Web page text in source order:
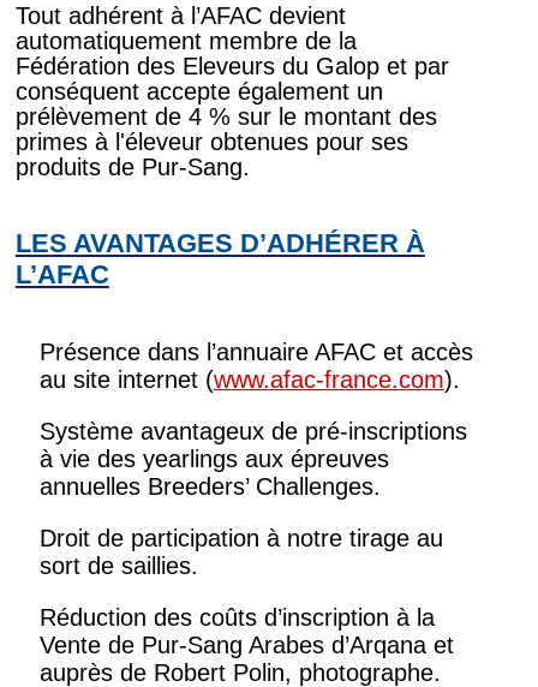
Tout adhérent à l’AFAC devient
automatiquement membre de la
Fédération des Eleveurs du Galop et par
conséquent accepte également un
prélèvement de 4 % sur le montant des
primes à l'éleveur obtenues pour ses
produits de Pur-Sang.
LES AVANTAGES D’ADHÉRER À
L’AFAC
Présence dans l’annuaire AFAC et accès
au site internet (www.afac-france.com).
Système avantageux de pré-inscriptions
à vie des yearlings aux épreuves
annuelles Breeders’ Challenges.
Droit de participation à notre tirage au
sort de saillies.
Réduction des coûts d’inscription à la
Vente de Pur-Sang Arabes d’Arqana et
auprès de Robert Polin, photographe.